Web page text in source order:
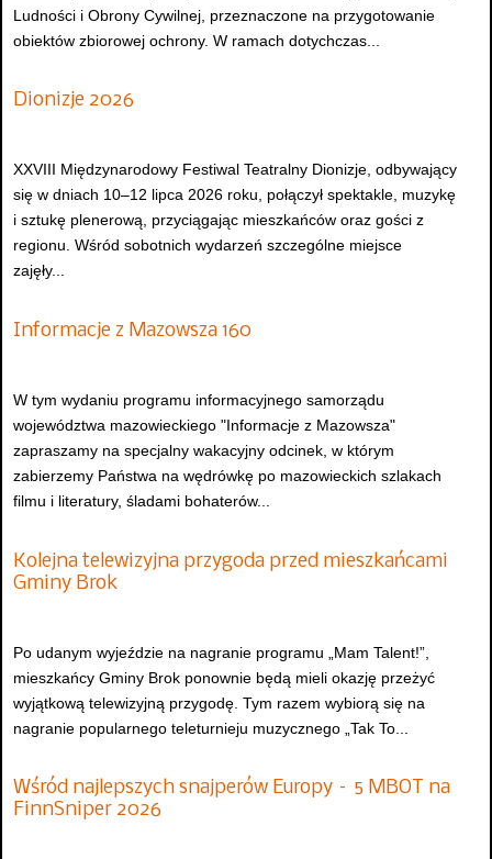
Ludności i Obrony Cywilnej, przeznaczone na przygotowanie
obiektów zbiorowej ochrony. W ramach dotychczas...
Dionizje 2026
XXVIII Międzynarodowy Festiwal Teatralny Dionizje, odbywający
się w dniach 10–12 lipca 2026 roku, połączył spektakle, muzykę
i sztukę plenerową, przyciągając mieszkańców oraz gości z
regionu. Wśród sobotnich wydarzeń szczególne miejsce
zajęły...
Informacje z Mazowsza 160
W tym wydaniu programu informacyjnego samorządu
województwa mazowieckiego "Informacje z Mazowsza"
zapraszamy na specjalny wakacyjny odcinek, w którym
zabierzemy Państwa na wędrówkę po mazowieckich szlakach
filmu i literatury, śladami bohaterów...
Kolejna telewizyjna przygoda przed mieszkańcami
Gminy Brok
Po udanym wyjeździe na nagranie programu „Mam Talent!”,
mieszkańcy Gminy Brok ponownie będą mieli okazję przeżyć
wyjątkową telewizyjną przygodę. Tym razem wybiorą się na
nagranie popularnego teleturnieju muzycznego „Tak To...
Wśród najlepszych snajperów Europy – 5 MBOT na
FinnSniper 2026